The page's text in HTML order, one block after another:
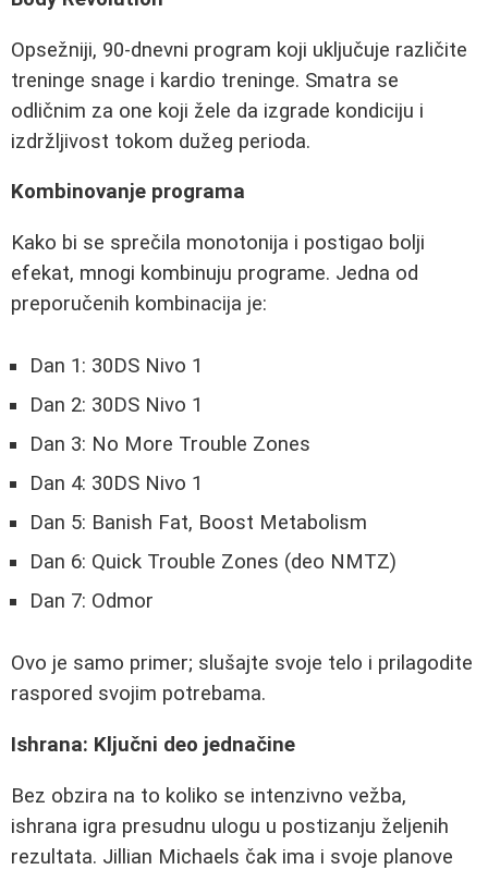
Opsežniji, 90-dnevni program koji uključuje različite
treninge snage i kardio treninge. Smatra se
odličnim za one koji žele da izgrade kondiciju i
izdržljivost tokom dužeg perioda.
Kombinovanje programa
Kako bi se sprečila monotonija i postigao bolji
efekat, mnogi kombinuju programe. Jedna od
preporučenih kombinacija je:
Dan 1: 30DS Nivo 1
Dan 2: 30DS Nivo 1
Dan 3: No More Trouble Zones
Dan 4: 30DS Nivo 1
Dan 5: Banish Fat, Boost Metabolism
Dan 6: Quick Trouble Zones (deo NMTZ)
Dan 7: Odmor
Ovo je samo primer; slušajte svoje telo i prilagodite
raspored svojim potrebama.
Ishrana: Ključni deo jednačine
Bez obzira na to koliko se intenzivno vežba,
ishrana igra presudnu ulogu u postizanju željenih
rezultata. Jillian Michaels čak ima i svoje planove